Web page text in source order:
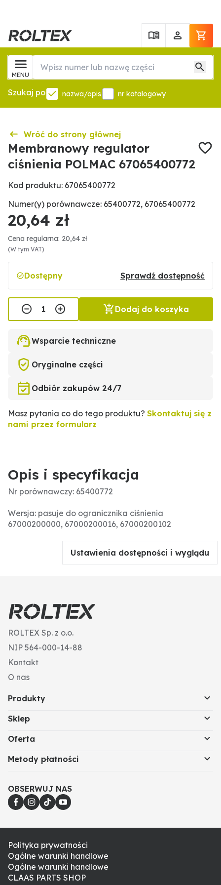
MENU
Szukaj po nazwa/opis nr katalogowy
Wróć do strony głównej
Membranowy regulator
ciśnienia POLMAC 67065400772
Kod produktu: 67065400772
Numer(y) porównawcze: 65400772, 67065400772
20,64 zł
Cena regularna: 20,64 zł
(W tym VAT)
Dostępny Sprawdź dostępność
Dodaj do koszyka
Wsparcie techniczne
Oryginalne części
Odbiór zakupów 24/7
Masz pytania co do tego produktu? Skontaktuj się z
nami przez formularz
Opis i specyfikacja
Nr porównawczy: 65400772
Wersja: pasuje do ogranicznika ciśnienia
67000200000, 67000200016, 67000200102
Ustawienia dostępności i wyglądu
ROLTEX Sp. z o.o.
NIP 564-000-14-88
Kontakt
O nas
Produkty
Sklep
Oferta
Metody płatności
OBSERWUJ NAS
Polityka prywatności
Ogólne warunki handlowe
Ogólne warunki handlowe
CLAAS PARTS SHOP